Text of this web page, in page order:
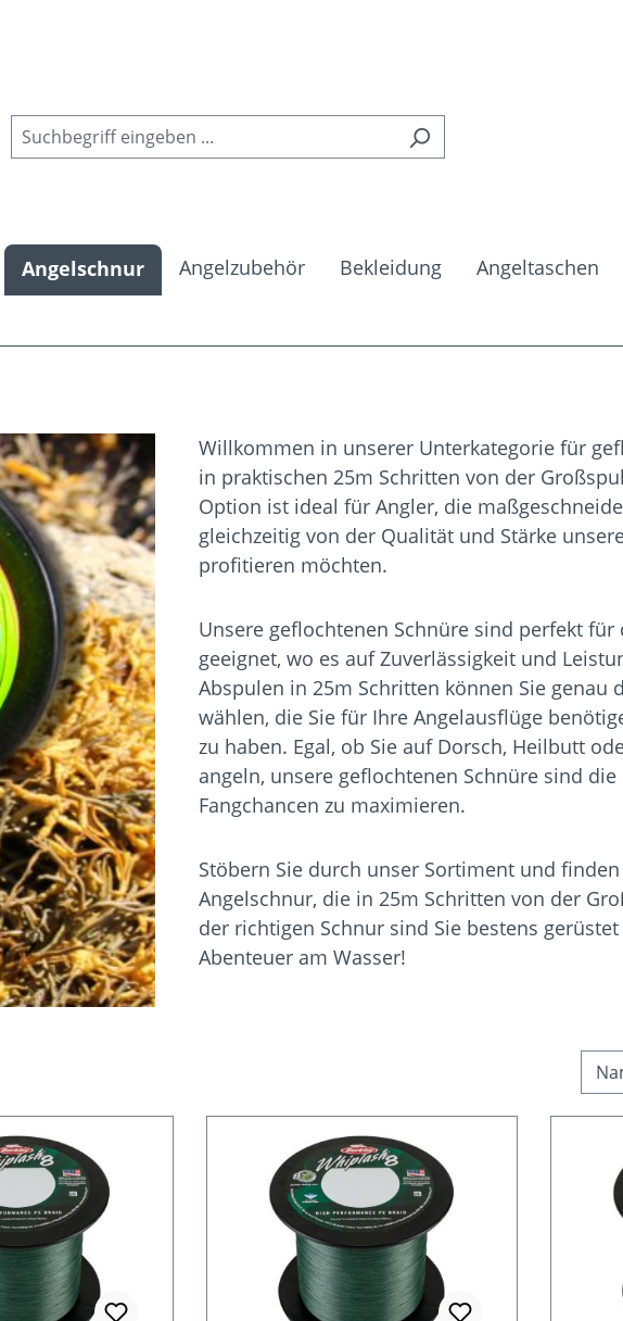
Angelschnur Angelzubehör Bekleidung Angeltaschen
Willkommen in unserer Unterkategorie für
in praktischen 25m Schritten von der
Option ist ideal für Angler, die
gleichzeitig von der Qualität und Stärke
profitieren möchten.
Unsere geflochtenen Schnüre sind perfekt für
geeignet, wo es auf Zuverlässigkeit und
Abspulen in 25m Schritten können Sie genau
wählen, die Sie für Ihre Angelausflüge
zu haben. Egal, ob Sie auf Dorsch, Heilbutt
angeln, unsere geflochtenen Schnüre sind
Fangchancen zu maximieren.
Stöbern Sie durch unser Sortiment und
Angelschnur, die in 25m Schritten von der
der richtigen Schnur sind Sie bestens
Abenteuer am Wasser!